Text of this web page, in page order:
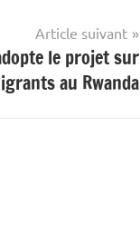
Article suivant
le projet sur
au Rwanda